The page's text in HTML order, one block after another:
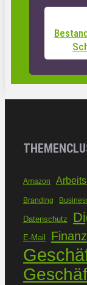
Amazon
Branding
Datenschutz
E-Mail